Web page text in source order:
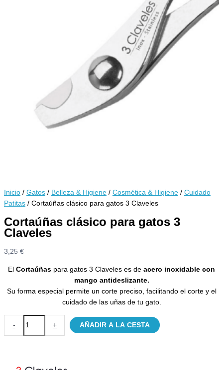
Inicio / Gatos / Belleza & Higiene / Cosmética & Higiene / Cuidado
Patitas / Cortaúñas clásico para gatos 3 Claveles
Cortaúñas clásico para gatos 3
Claveles
3,25 €
El Cortaúñas para gatos 3 Claveles es de acero inoxidable con
mango antideslizante.
Su forma especial permite un corte preciso, facilitando el corte y el
cuidado de las uñas de tu gato.
-
clásico
+ AÑADIR A LA CESTA